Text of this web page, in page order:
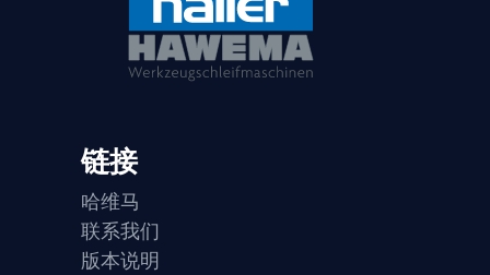
链接
哈维马
联系我们
版本说明